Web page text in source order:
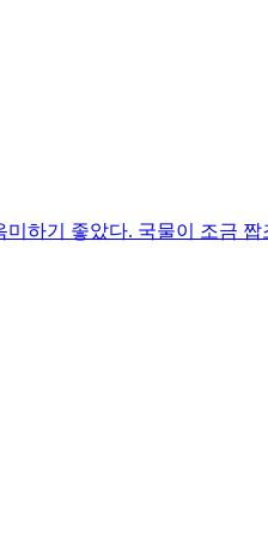
하기 좋았다. 국물이 조금